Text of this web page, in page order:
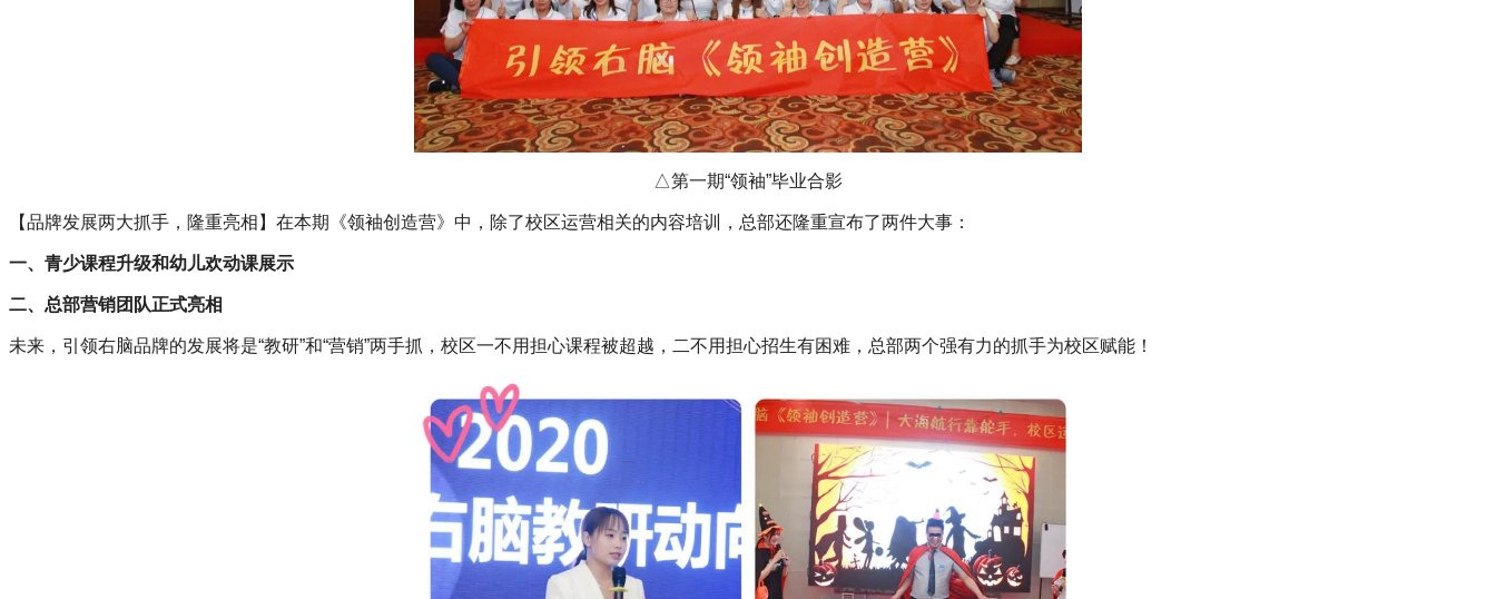
△第一期“领袖”毕业合影
【品牌发展两大抓手，隆重亮相】在本期《领袖创造营》中，除了校区运营相关的内容培训，总部还隆重宣布了两件大事：
一、青少课程升级和幼儿欢动课展示
二、总部营销团队正式亮相
未来，引领右脑品牌的发展将是“教研”和“营销”两手抓，校区一不用担心课程被超越，二不用担心招生有困难，总部两个强有力的抓手为校区赋能！